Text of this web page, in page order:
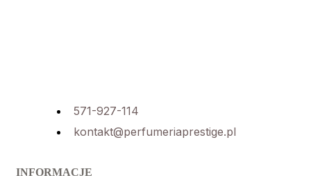
571-927-114
kontakt@perfumeriaprestige.pl
INFORMACJE